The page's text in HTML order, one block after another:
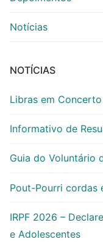
Notícias
NOTÍCIAS
Libras em Concerto
Informativo de
Guia do Voluntário
Pout-Pourri cordas
IRPF 2026 –
e Adolescentes